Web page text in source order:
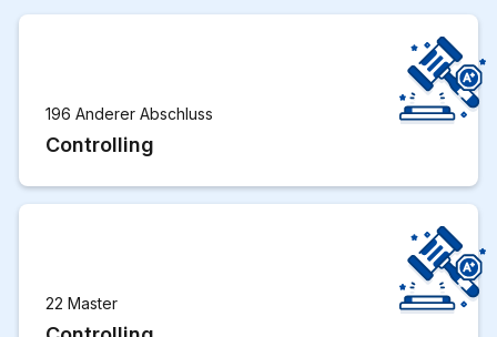
196 Anderer Abschluss
Controlling
22 Master